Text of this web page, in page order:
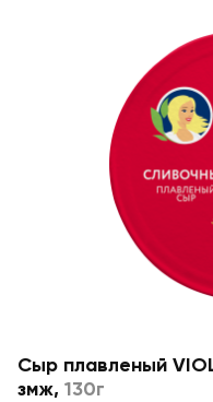
Сыр плавленый
змж, 130г